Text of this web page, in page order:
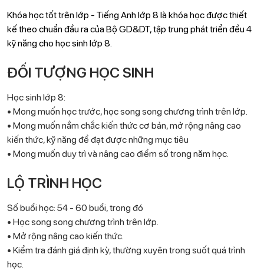
Khóa học tốt trên lớp - Tiếng Anh lớp 8 là khóa học được thiết
kế theo chuẩn đầu ra của Bộ GD&DT, tập trung phát triển đều 4
kỹ năng cho học sinh lớp 8.
ĐỐI TƯỢNG HỌC SINH
Học sinh lớp 8:
• Mong muốn học trước, học song song chương trình trên lớp.
• Mong muốn nắm chắc kiến thức cơ bản, mở rộng nâng cao
kiến thức, kỹ năng để đạt được những mục tiêu
• Mong muốn duy trì và nâng cao điểm số trong năm học.
LỘ TRÌNH HỌC
Số buổi học: 54 - 60 buổi, trong đó
• Học song song chương trình trên lớp.
• Mở rộng nâng cao kiến thức.
• Kiểm tra đánh giá định kỳ, thường xuyên trong suốt quá trình
học.